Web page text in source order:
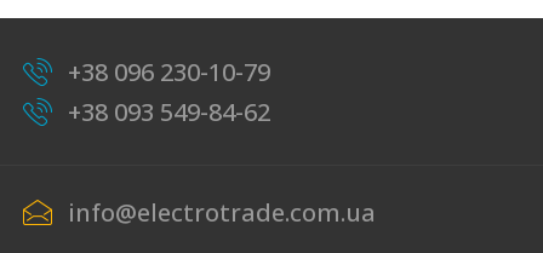
+38 096 230-10-79
+38 093 549-84-62
info@electrotrade.com.ua